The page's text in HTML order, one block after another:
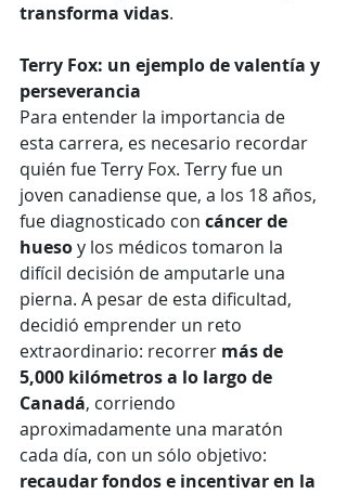
transforma vidas.
Terry Fox: un ejemplo de valentía y
perseverancia
Para entender la importancia de
esta carrera, es necesario recordar
quién fue Terry Fox. Terry fue un
joven canadiense que, a los 18 años,
fue diagnosticado con cáncer de
hueso y los médicos tomaron la
difícil decisión de amputarle una
pierna. A pesar de esta dificultad,
decidió emprender un reto
extraordinario: recorrer más de
5,000 kilómetros a lo largo de
Canadá, corriendo
aproximadamente una maratón
cada día, con un sólo objetivo:
recaudar fondos e incentivar en la